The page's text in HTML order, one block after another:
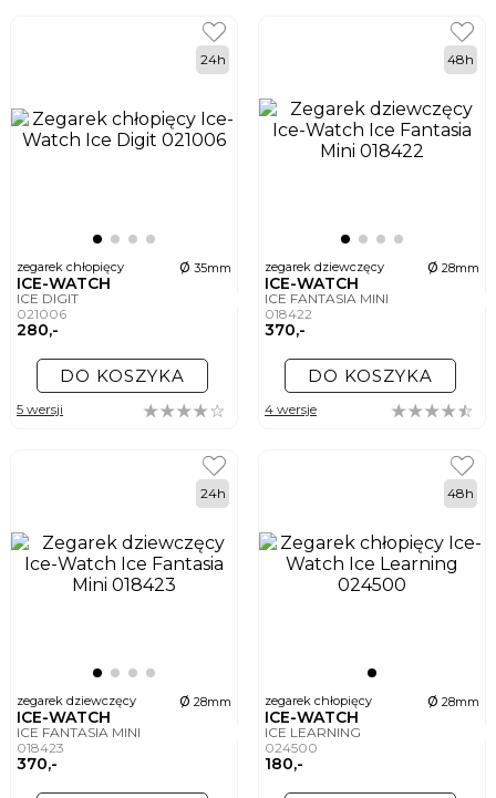
zegarek chłopięcy ø 35mm
ICE-WATCH
ICE DIGIT
021006
280,-
24h
DO KOSZYKA
5 wersji
zegarek dziewczęcy ø 28mm
ICE-WATCH
ICE FANTASIA MINI
018422
370,-
48h
DO KOSZYKA
4 wersje
zegarek dziewczęcy ø 28mm
ICE-WATCH
ICE FANTASIA MINI
018423
370,-
24h
zegarek chłopięcy ø 28mm
ICE-WATCH
ICE LEARNING
024500
180,-
48h